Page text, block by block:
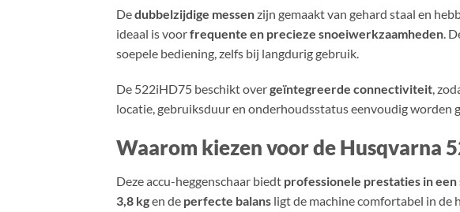
Dedubbelzijdige messenzijn gemaakt van gehard staal en
ideaal is voorfrequente en precieze snoeiwerkzaamheden .
soepele bediening, zelfs bij langdurig gebruik.
De 522iHD75 beschikt overgeïntegreerde connectiviteit,
locatie, gebruiksduur en onderhoudsstatus eenvoudig worden
Waarom kiezen voor de Husqvarna
Deze accu-heggenschaar biedt professionele prestaties in
3,8 kgen de perfecte balans ligt de machine comfortabel in de